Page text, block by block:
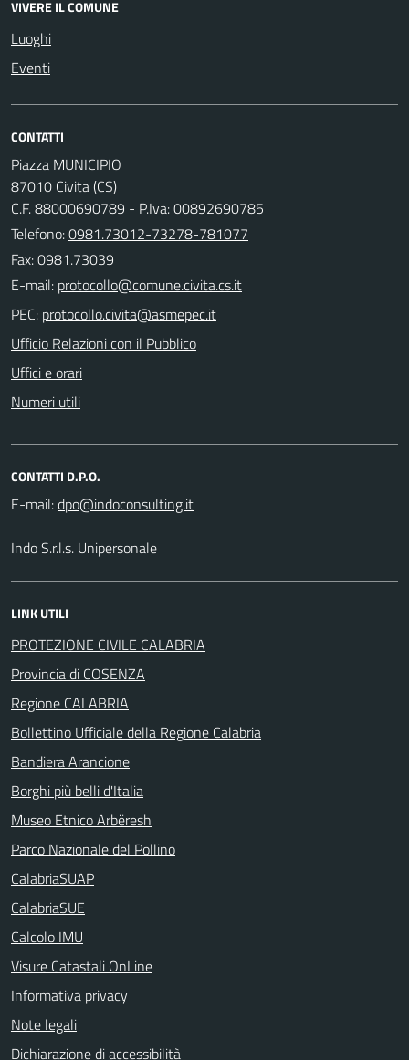
VIVERE IL COMUNE
Luoghi
Eventi
CONTATTI
Piazza MUNICIPIO
87010 Civita (CS)
C.F. 88000690789 - P.Iva: 00892690785
Telefono:0981.73012-73278-781077
Fax: 0981.73039
E-mail:
PEC:
Ufficio Relazioni con il Pubblico
Uffici e orari
Numeri utili
CONTATTI D.P.O.
E-mail:
Indo S.r.l.s. Unipersonale
LINK UTILI
PROTEZIONE CIVILE CALABRIA
Provincia di COSENZA
Regione CALABRIA
Bollettino Ufficiale della Regione Calabria
Bandiera Arancione
Borghi più belli d'Italia
Museo Etnico Arbëresh
Parco Nazionale del Pollino
CalabriaSUAP
CalabriaSUE
Calcolo IMU
Visure Catastali OnLine
Informativa privacy
Note legali
Dichiarazione di accessibilità